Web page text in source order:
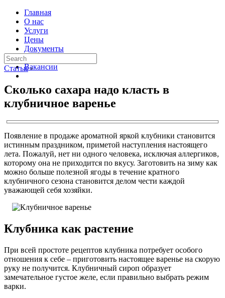
Главная
О нас
Услуги
Цены
Документы
Контакты
Вакансии
Статьи ›
Сколько сахара надо класть в
клубничное варенье
Появление в продаже ароматной яркой клубники становится
истинным праздником, приметой наступления настоящего
лета. Пожалуй, нет ни одного человека, исключая аллергиков,
которому она не приходится по вкусу. Заготовить на зиму как
можно больше полезной ягоды в течение кратного
клубничного сезона становится делом чести каждой
уважающей себя хозяйки.
Клубника как растение
При всей простоте рецептов клубника потребует особого
отношения к себе – приготовить настоящее варенье на скорую
руку не получится. Клубничный сироп образует
замечательное густое желе, если правильно выбрать режим
варки.